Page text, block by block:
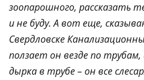
зоопарошного, рассказать
и не буду. А вот еще,
Свердловске
ползает он везде по трубам,
дырка в трубе – он все